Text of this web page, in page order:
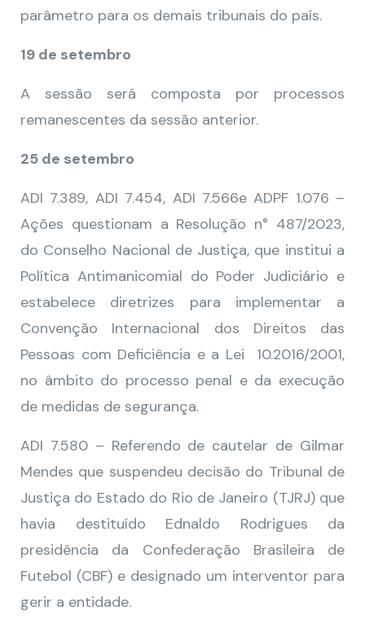
parâmetro para os demais tribunais do país.
19 de setembro
A sessão será composta por processos
remanescentes da sessão anterior.
25 de setembro
ADI 7.389, ADI 7.454, ADI 7.566e ADPF 1.076 –
Ações questionam a Resolução n° 487/2023,
do Conselho Nacional de Justiça, que institui a
Política Antimanicomial do Poder Judiciário e
estabelece diretrizes para implementar a
Convenção Internacional dos Direitos das
Pessoas com Deficiência e a Lei 10.2016/2001,
no âmbito do processo penal e da execução
de medidas de segurança.
ADI 7.580 – Referendo de cautelar de Gilmar
Mendes que suspendeu decisão do Tribunal de
Justiça do Estado do Rio de Janeiro (TJRJ) que
havia destituído Ednaldo Rodrigues da
presidência da Confederação Brasileira de
Futebol (CBF) e designado um interventor para
gerir a entidade.